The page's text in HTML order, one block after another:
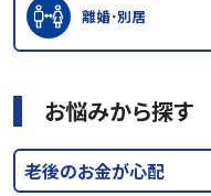
離婚･別居
お悩みから探す
老後のお金が心配